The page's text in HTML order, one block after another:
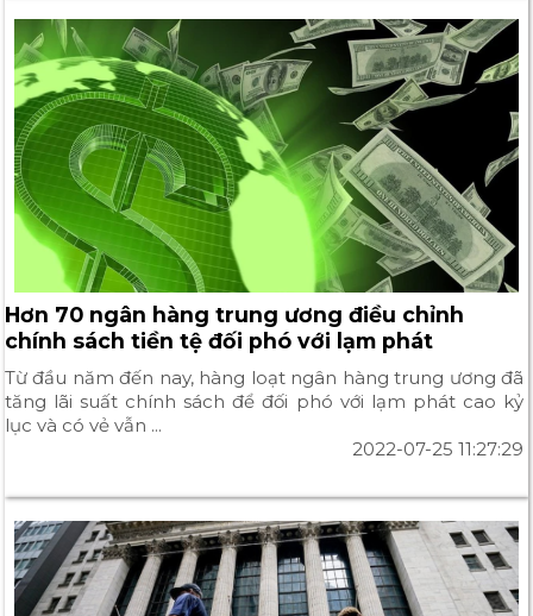
Hơn 70 ngân hàng trung ương điều chỉnh
chính sách tiền tệ đối phó với lạm phát
Từ đầu năm đến nay, hàng loạt ngân hàng trung ương đã
tăng lãi suất chính sách để đối phó với lạm phát cao kỷ
lục và có vẻ vẫn ...
2022-07-25 11:27:29